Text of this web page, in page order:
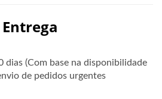
dias (Com base na disponibilidade
de pedidos urgentes